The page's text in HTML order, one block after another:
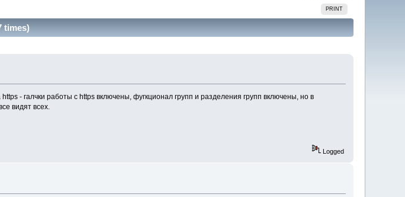
PRINT
times)
- галчки работы с https включены, фугкционал групп и разделения групп включены, но в
видят всех.
Logged